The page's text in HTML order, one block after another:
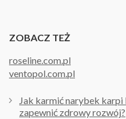
ZOBACZ TEŻ
roseline.com.pl
ventopol.com.pl
Jak karmić narybek
zapewnić zdrowy rozwój?